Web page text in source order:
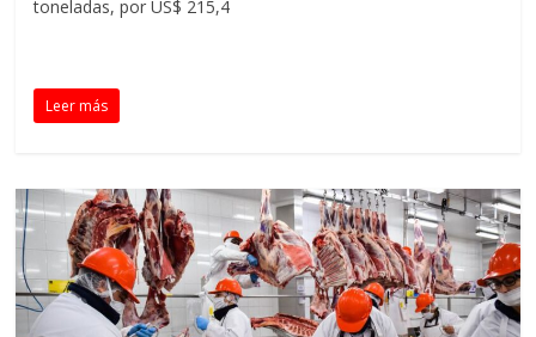
toneladas, por US$ 215,4
Leer más